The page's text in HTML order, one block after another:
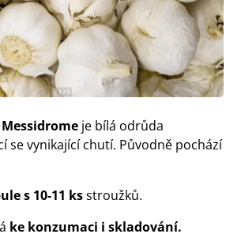
je bílá odrůda
se vynikající chutí. Původně pochází
s 10-11 ksstroužků.
ke konzumaci i skladování.